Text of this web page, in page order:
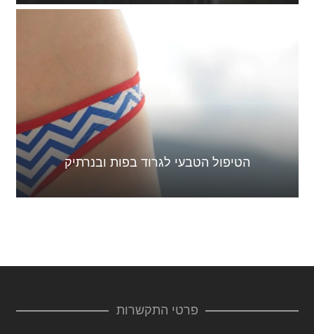
הטיפול הטבעי לגרוד בפות ובנרתיק
פרטי התקשרות